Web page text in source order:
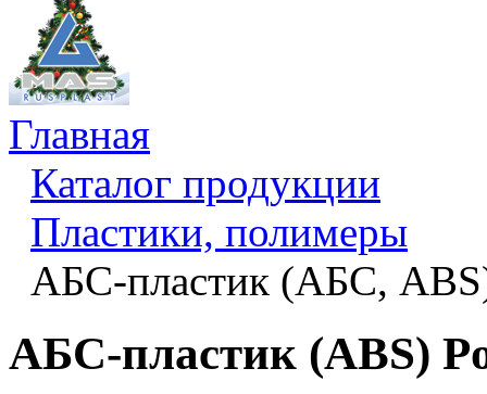
Главная
Каталог продукции
Пластики, полимеры
АБС-пластик (АБС,
АБС-пластик (ABS)